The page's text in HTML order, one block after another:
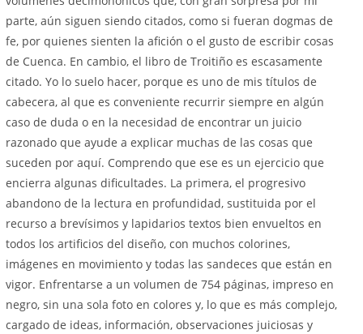
parte, aún siguen siendo citados, como si fueran dogmas de
fe, por quienes sienten la afición o el gusto de escribir cosas
de Cuenca. En cambio, el libro de Troitiño es escasamente
citado. Yo lo suelo hacer, porque es uno de mis títulos de
cabecera, al que es conveniente recurrir siempre en algún
caso de duda o en la necesidad de encontrar un juicio
razonado que ayude a explicar muchas de las cosas que
suceden por aquí. Comprendo que ese es un ejercicio que
encierra algunas dificultades. La primera, el progresivo
abandono de la lectura en profundidad, sustituida por el
recurso a brevísimos y lapidarios textos bien envueltos en
todos los artificios del diseño, con muchos colorines,
imágenes en movimiento y todas las sandeces que están en
vigor. Enfrentarse a un volumen de 754 páginas, impreso en
negro, sin una sola foto en colores y, lo que es más complejo,
cargado de ideas, información, observaciones juiciosas y